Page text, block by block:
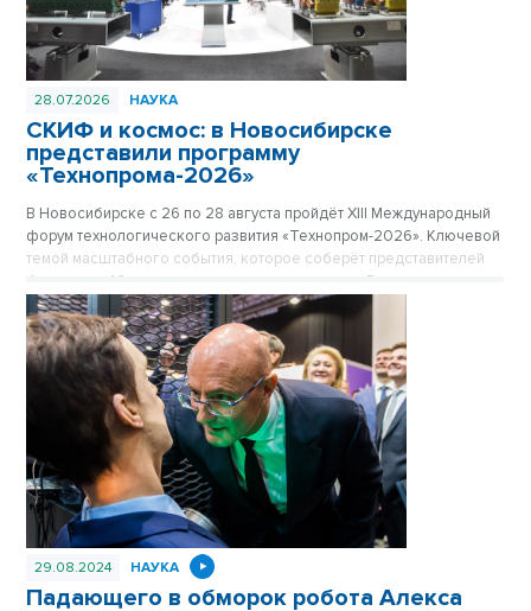
28.07.2026 НАУКА
СКИФ и космос: в Новосибирске
представили программу
«Технопрома-2026»
В Новосибирске с 26 по 28 августа пройдёт ХIII Международный
форум технологического развития «Технопром-2026». Ключевой
темой масштабного события, которое соберёт представителей
более чем 40 стран мира и десятков регионов России, станет
мегасайенс-проект «Сибирский кольцевой источник фотонов»
(СКИФ) и его роль в достижении технологического лидерства
страны.
29.08.2024 НАУКА
Падающего в обморок робота Алекса